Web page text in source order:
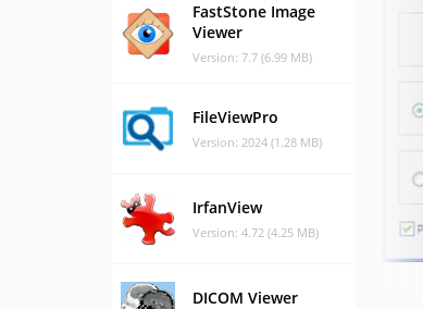
FastStone Image
Viewer
Version: 7.7 (6.99 MB)
FileViewPro
Version: 2024 (1.28 MB)
IrfanView
Version: 4.72 (4.25 MB)
DICOM Viewer